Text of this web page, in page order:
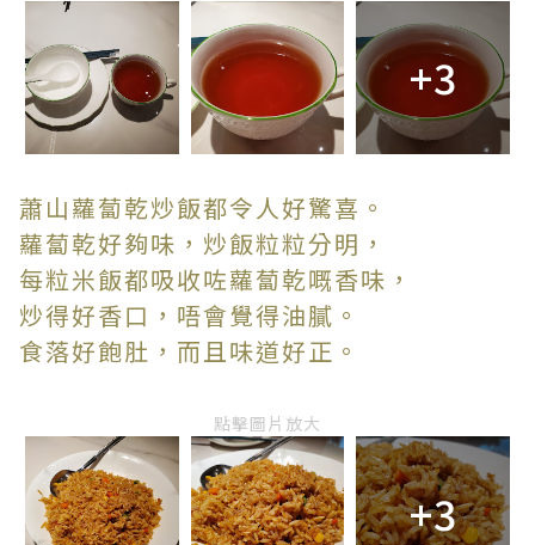
+3
蕭山蘿蔔乾炒飯都令人好驚喜。
蘿蔔乾好夠味，炒飯粒粒分明，
每粒米飯都吸收咗蘿蔔乾嘅香味，
炒得好香口，唔會覺得油膩。
食落好飽肚，而且味道好正。
點擊圖片放大
+3